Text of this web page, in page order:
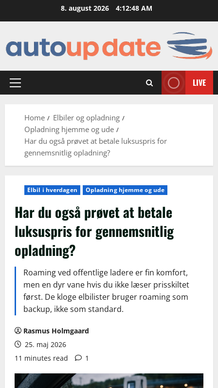
8. august 2026 4:12:49 AM
Primary
LIVE
Home
Elbiler og opladning
Opladning hjemme og ude
Har du også prøvet at betale luksuspris for
gennemsnitlig opladning?
Elbil i hverdagen Opladning hjemme og ude
Har du også prøvet at betale
luksuspris for gennemsnitlig
opladning?
Roaming ved offentlige ladere er fin komfort,
men en dyr vane hvis du ikke læser prisskiltet
først. De kloge elbilister bruger roaming som
backup, ikke som standard.
Rasmus Holmgaard
25. maj 2026
11 minutes read
1